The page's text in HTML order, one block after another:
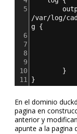
5
/var/log/
g {
6
7
8
9
10
}
11 }
En el dominio
pagina en
anterior y
apunte a la pagina